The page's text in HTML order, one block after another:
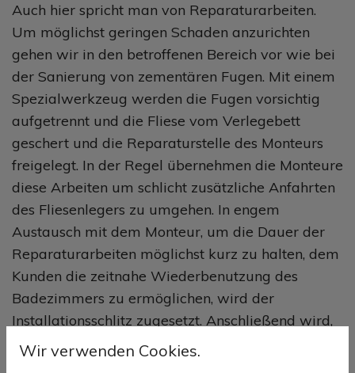
Auch hier spricht man von Reparaturarbeiten.
Um möglichst geringen Schaden anzurichten
gehen wir in den betroffenen Bereich vor wie bei
der Sanierung von zementären Fugen. Mit einem
Spezialwerkzeug werden die Fugen vorsichtig
aufgetrennt und die Fliese vom Verlegebett
geschert und die Reparaturstelle des Monteurs
freigelegt. In der Regel übernehmen die Monteure
diese Arbeiten um schlicht zusätzliche Anfahrten
des Fliesenlegers zu umgehen. In engem
Austausch mit dem Monteur, um die Dauer der
Reparaturarbeiten möglichst kurz zu halten, dem
Kunden die zeitnahe Wiederbenutzung des
Badezimmers zu ermöglichen, wird der
Installationsschlitz zugesetzt. Anschließend wird,
im Falle einer Beschädigung, die
Wir verwenden Cookies.